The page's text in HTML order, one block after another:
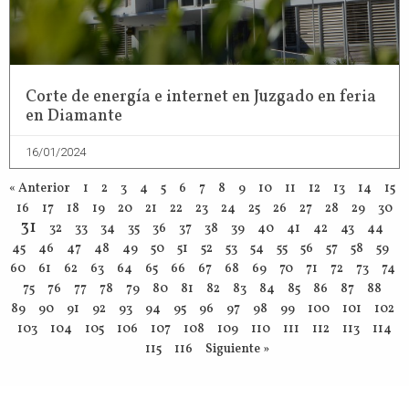
Corte de energía e internet en Juzgado en feria
en Diamante
16/01/2024
« Anterior 1 2 3 4 5 6 7 8 9 10 11 12 13 14
15
16
17 18 19 20 21 22 23 24 25 26 27 28 29 30
31 32 33 34 35 36 37 38 39 40 41 42 43
44
45
46 47 48 49 50 51 52 53 54 55 56 57 58
59
60
61 62 63 64 65 66 67 68 69 70 71 72 73
74
75
76 77 78 79 80 81 82 83 84 85 86 87
88
89
90 91 92 93 94 95 96 97 98 99 100 101
102
103
104 105 106 107 108 109 110 111 112 113
114
115
116 Siguiente »